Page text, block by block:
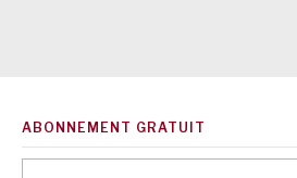
ABONNEMENT GRATUIT